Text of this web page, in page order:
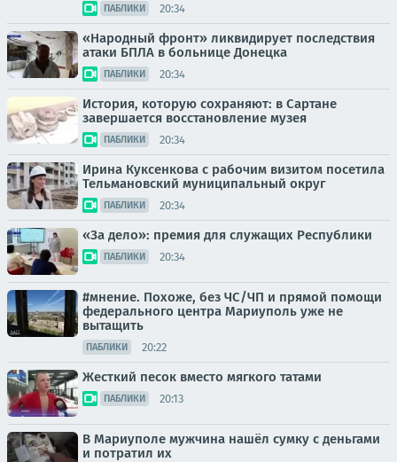
ПАБЛИКИ 20:34
«Народный фронт» ликвидирует последствия
атаки БПЛА в больнице Донецка
ПАБЛИКИ 20:34
История, которую сохраняют: в Сартане
завершается восстановление музея
ПАБЛИКИ 20:34
Ирина Куксенкова с рабочим визитом посетила
Тельмановский муниципальный округ
ПАБЛИКИ 20:34
«За дело»: премия для служащих Республики
ПАБЛИКИ 20:34
#мнение. Похоже, без ЧС/ЧП и прямой помощи
федерального центра Мариуполь уже не
вытащить
ПАБЛИКИ 20:22
Жесткий песок вместо мягкого татами
ПАБЛИКИ 20:13
В Мариуполе мужчина нашёл сумку с деньгами
и потратил их